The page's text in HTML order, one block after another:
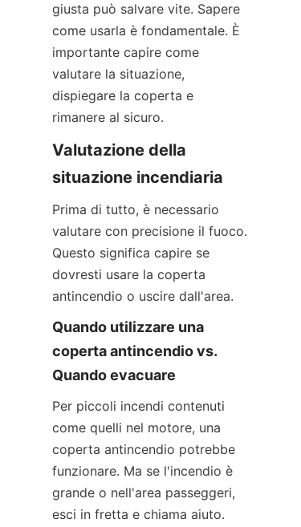
giusta può salvare vite. Sapere
come usarla è fondamentale. È
importante capire come
valutare la situazione,
dispiegare la coperta e
rimanere al sicuro.
Valutazione della
situazione incendiaria
Prima di tutto, è necessario
valutare con precisione il fuoco.
Questo significa capire se
dovresti usare la coperta
antincendio o uscire dall'area.
Quando utilizzare una
coperta antincendio vs.
Quando evacuare
Per piccoli incendi contenuti
come quelli nel motore, una
coperta antincendio potrebbe
funzionare. Ma se l'incendio è
grande o nell'area passeggeri,
esci in fretta e chiama aiuto.